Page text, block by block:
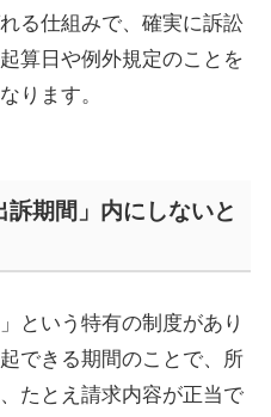
る仕組みで、確実に訴訟
算日や例外規定のことを
ります。
期間」内にしないと
という特有の制度があり
できる期間のことで、所
たとえ請求内容が正当で